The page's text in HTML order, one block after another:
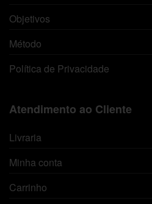
Objetivos
Método
Política de Privacidade
Atendimento ao Cliente
Livraria
Minha conta
Carrinho